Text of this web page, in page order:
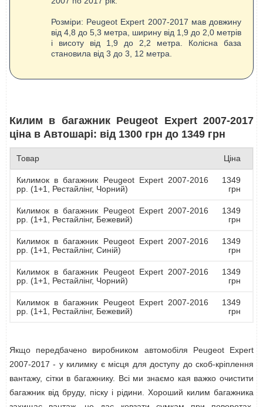
Розміри: Peugeot Expert 2007-2017 мав довжину
від 4,8 до 5,3 метра, ширину від 1,9 до 2,0 метрів
і висоту від 1,9 до 2,2 метра. Колісна база
становила від 3 до 3, 12 метра.
Килим в багажник Peugeot Expert 2007-2017
ціна в Автошарі: від 1300 грн до 1349 грн
Товар Ціна
Килимок в багажник Peugeot Expert 2007-2016
рр. (1+1, Рестайлінг, Чорний)
1349
грн
Килимок в багажник Peugeot Expert 2007-2016
рр. (1+1, Рестайлінг, Бежевий)
1349
грн
Килимок в багажник Peugeot Expert 2007-2016
рр. (1+1, Рестайлінг, Синій)
1349
грн
Килимок в багажник Peugeot Expert 2007-2016
рр. (1+1, Рестайлінг, Чорний)
1349
грн
Килимок в багажник Peugeot Expert 2007-2016
рр. (1+1, Рестайлінг, Бежевий)
1349
грн
Якщо передбачено виробником автомобіля Peugeot Expert
2007-2017 - у килимку є місця для доступу до скоб-кріплення
вантажу, сітки в багажнику. Всі ми знаємо кая важко очистити
багажник від бруду, піску і рідини. Хороший килим багажника